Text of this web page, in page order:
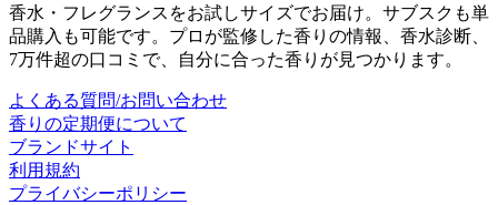
香水・フレグランスをお試しサイズでお届け。サブスクも単
品購入も可能です。プロが監修した香りの情報、香水診断、
7万件超の口コミで、自分に合った香りが見つかります。
よくある質問/お問い合わせ
香りの定期便について
ブランドサイト
利用規約
プライバシーポリシー